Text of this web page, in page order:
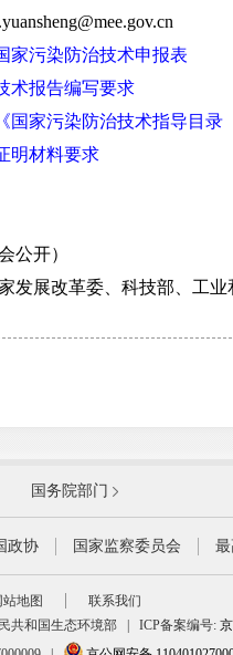
家污染防治技术申报表
术报告编写要求
《国家污染防治技术指导目
明材料要求
开）
展改革委、科技部、工业
会
国务院部门
政协 国家监察委员会
站地图
联系我们
共和国生态环境部
ICP备案编号: